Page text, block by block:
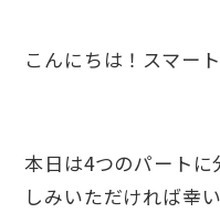
こんにちは！スマー
本日は4つのパート
しみいただければ幸い